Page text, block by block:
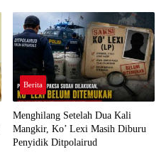
Berita
Menghilang Setelah Dua Kali
Mangkir, Ko’ Lexi Masih Diburu
Penyidik Ditpolairud